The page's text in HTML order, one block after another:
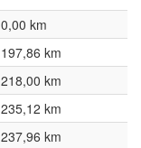
0,00 km
197,86 km
218,00 km
235,12 km
237,96 km